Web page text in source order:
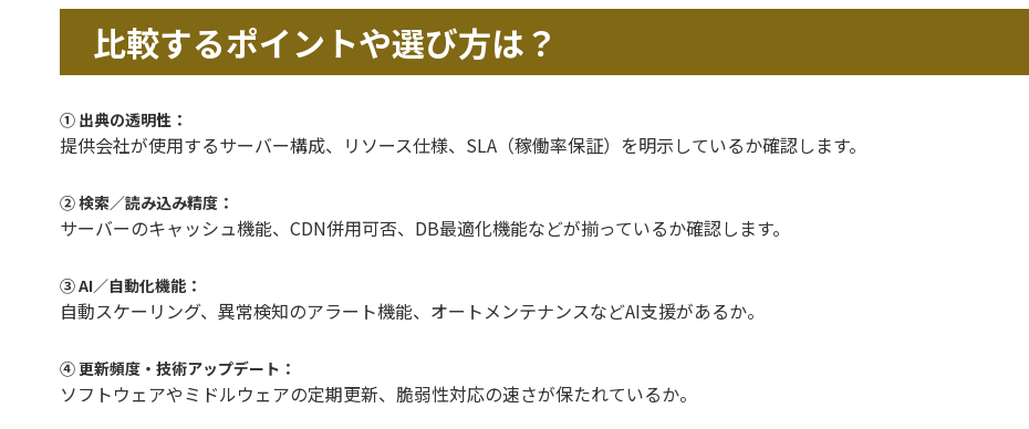
比較するポイントや選び方は？
① 出典の透明性：
提供会社が使用するサーバー構成、リソース仕様、SLA（稼働率保証）を明示しているか確認します。
② 検索／読み込み精度：
サーバーのキャッシュ機能、CDN併用可否、DB最適化機能などが揃っているか確認します。
③ AI／自動化機能：
自動スケーリング、異常検知のアラート機能、オートメンテナンスなどAI支援があるか。
④ 更新頻度・技術アップデート：
ソフトウェアやミドルウェアの定期更新、脆弱性対応の速さが保たれているか。